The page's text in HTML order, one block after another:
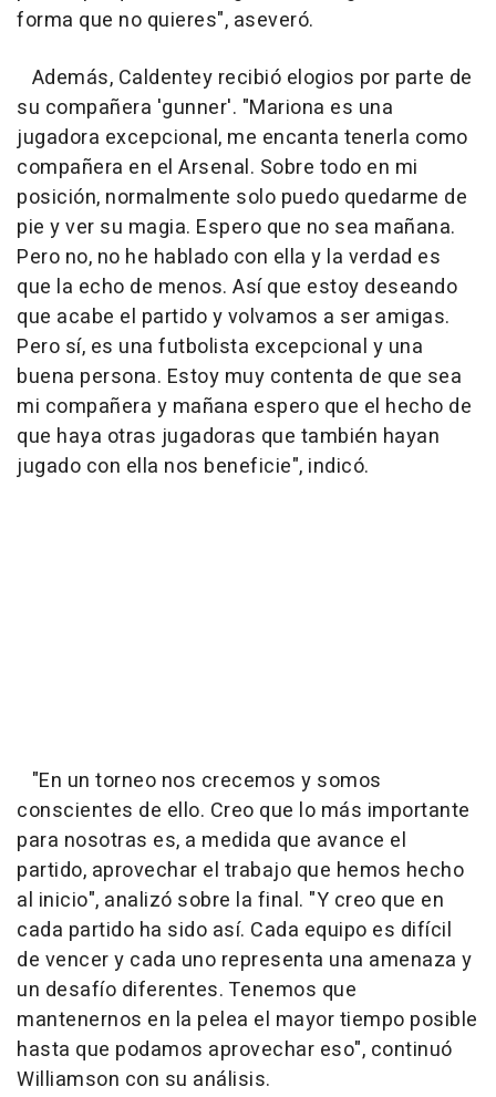
forma que no quieres", aseveró.
Además, Caldentey recibió elogios por parte de
su compañera 'gunner'. "Mariona es una
jugadora excepcional, me encanta tenerla como
compañera en el Arsenal. Sobre todo en mi
posición, normalmente solo puedo quedarme de
pie y ver su magia. Espero que no sea mañana.
Pero no, no he hablado con ella y la verdad es
que la echo de menos. Así que estoy deseando
que acabe el partido y volvamos a ser amigas.
Pero sí, es una futbolista excepcional y una
buena persona. Estoy muy contenta de que sea
mi compañera y mañana espero que el hecho de
que haya otras jugadoras que también hayan
jugado con ella nos beneficie", indicó.
"En un torneo nos crecemos y somos
conscientes de ello. Creo que lo más importante
para nosotras es, a medida que avance el
partido, aprovechar el trabajo que hemos hecho
al inicio", analizó sobre la final. "Y creo que en
cada partido ha sido así. Cada equipo es difícil
de vencer y cada uno representa una amenaza y
un desafío diferentes. Tenemos que
mantenernos en la pelea el mayor tiempo posible
hasta que podamos aprovechar eso", continuó
Williamson con su análisis.